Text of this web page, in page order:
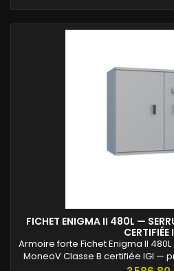
FICHET ENIGMA II 480L —
CERTIFIÉE
Armoire forte Fichet Enigma II
MoneoV Classe B certifiée IGI —